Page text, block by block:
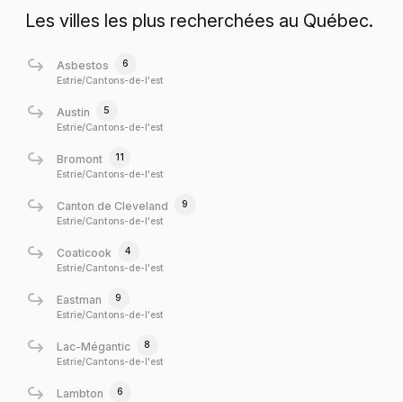
Les villes les plus recherchées au Québec.
Asbestos
6
Estrie/Cantons-de-l'est
Austin
5
Estrie/Cantons-de-l'est
Bromont
11
Estrie/Cantons-de-l'est
Canton de Cleveland
9
Estrie/Cantons-de-l'est
Coaticook
4
Estrie/Cantons-de-l'est
Eastman
9
Estrie/Cantons-de-l'est
Lac-Mégantic
8
Estrie/Cantons-de-l'est
Lambton
6